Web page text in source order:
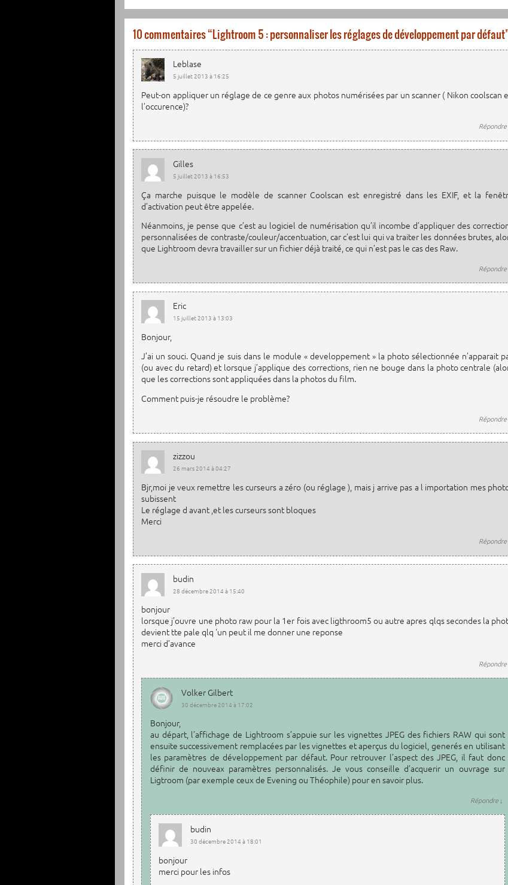
10 commentaires “Lightroom 5 : personnaliser les réglages de développement par défaut
Leblase
5 juillet 2013 à 16:25
Peut-on appliquer un réglage de ce genre aux photos numérisées par un scanner ( Nikon coolscan
l’occurence)?
Répondre
Gilles
5 juillet 2013 à 16:53
Ça marche puisque le modèle de scanner Coolscan est enregistré dans les EXIF, et la
d’activation peut être appelée.
Néanmoins, je pense que c’est au logiciel de numérisation qu’il incombe d’appliquer des
personnalisées de contraste/couleur/accentuation, car c’est lui qui va traiter les données brutes,
que Lightroom devra travailler sur un fichier déjà traité, ce qui n’est pas le cas des Raw.
Répondre
Eric
15 juillet 2013 à 13:03
Bonjour,
J’ai un souci. Quand je suis dans le module « developpement » la photo sélectionnée n’apparait
(ou avec du retard) et lorsque j’applique des corrections, rien ne bouge dans la photo centrale
que les corrections sont appliquées dans la photos du film.
Comment puis-je résoudre le problème?
Répondre
zizzou
26 mars 2014 à 04:27
Bjr,moi je veux remettre les curseurs a zéro (ou réglage ), mais j arrive pas a l importation mes
subissent
Le réglage d avant ,et les curseurs sont bloques
Merci
Répondre
budin
28 décembre 2014 à 15:40
bonjour
lorsque j’ouvre une photo raw pour la 1er fois avec ligthroom5 ou autre apres qlqs secondes la
devient tte pale qlq ‘un peut il me donner une reponse
merci d’avance
Répondre
Volker Gilbert
30 décembre 2014 à 17:02
Bonjour,
au départ, l’affichage de Lightroom s’appuie sur les vignettes JPEG des fichiers RAW qui sont
ensuite successivement remplacées par les vignettes et aperçus du logiciel, generés en utilisant
les paramètres de développement par défaut. Pour retrouver l’aspect des JPEG, il faut donc
définir de nouveax paramètres personnalisés. Je vous conseille d’acquerir un ouvrage sur
Ligtroom (par exemple ceux de Evening ou Théophile) pour en savoir plus.
Répondre ↓
budin
30 décembre 2014 à 18:01
bonjour
merci pour les infos